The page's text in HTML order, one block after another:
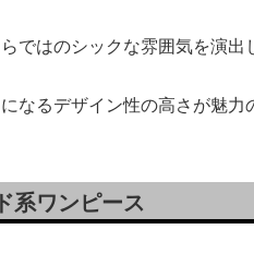
ではのシックな雰囲気を演出
なるデザイン性の高さが魅力
系ワンピース